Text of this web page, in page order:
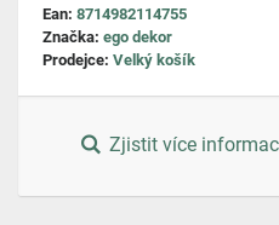
Ean: 8714982114755
Značka: ego dekor
Prodejce: Velký košík
Zjistit více